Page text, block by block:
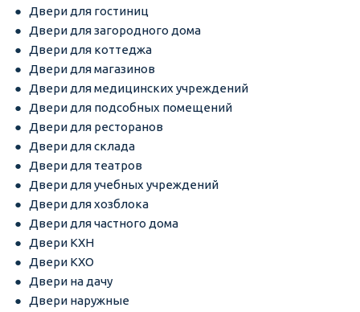
Двери для гостиниц
Двери для загородного дома
Двери для коттеджа
Двери для магазинов
Двери для медицинских учреждений
Двери для подсобных помещений
Двери для ресторанов
Двери для склада
Двери для театров
Двери для учебных учреждений
Двери для хозблока
Двери для частного дома
Двери КХН
Двери КХО
Двери на дачу
Двери наружные